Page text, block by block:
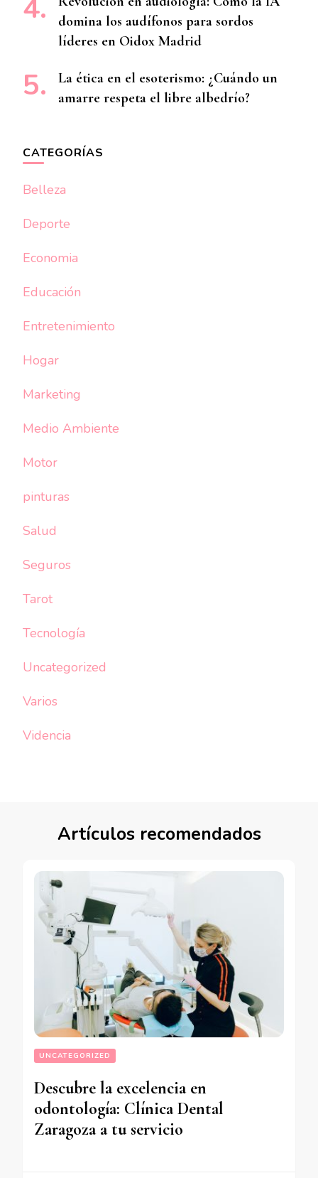
domina los audífonos para sordos
líderes en Oidox Madrid
La ética en el esoterismo: ¿Cuándo un
amarre respeta el libre albedrío?
CATEGORÍAS
Belleza
Deporte
Economia
Educación
Entretenimiento
Hogar
Marketing
Medio Ambiente
Motor
pinturas
Salud
Seguros
Tarot
Tecnología
Uncategorized
Varios
Videncia
Artículos recomendados
UNCATEGORIZED
Descubre la excelencia en
odontología: Clínica Dental
Zaragoza a tu servicio